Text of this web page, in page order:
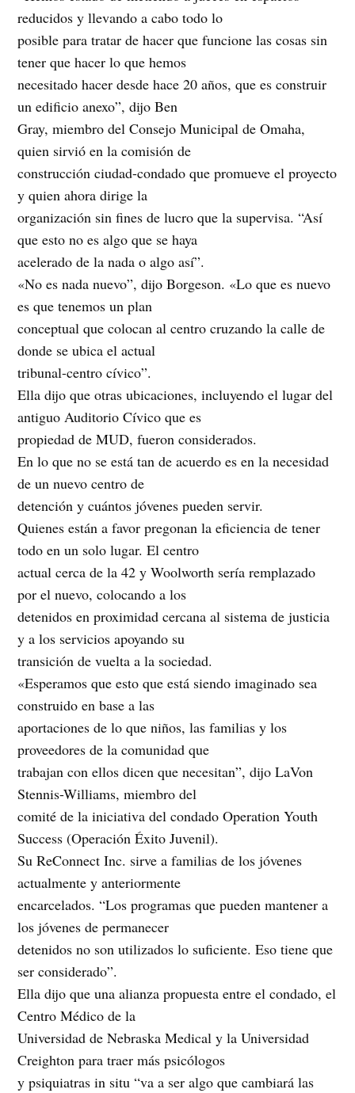
reducidos y llevando a cabo todo lo
posible para tratar de hacer que funcione las cosas sin
tener que hacer lo que hemos
necesitado hacer desde hace 20 años, que es construir
un edificio anexo”, dijo Ben
Gray, miembro del Consejo Municipal de Omaha,
quien sirvió en la comisión de
construcción ciudad-condado que promueve el proyecto
y quien ahora dirige la
organización sin fines de lucro que la supervisa. “Así
que esto no es algo que se haya
acelerado de la nada o algo así”.
«No es nada nuevo”, dijo Borgeson. «Lo que es nuevo
es que tenemos un plan
conceptual que colocan al centro cruzando la calle de
donde se ubica el actual
tribunal-centro cívico”.
Ella dijo que otras ubicaciones, incluyendo el lugar del
antiguo Auditorio Cívico que es
propiedad de MUD, fueron considerados.
En lo que no se está tan de acuerdo es en la necesidad
de un nuevo centro de
detención y cuántos jóvenes pueden servir.
Quienes están a favor pregonan la eficiencia de tener
todo en un solo lugar. El centro
actual cerca de la 42 y Woolworth sería remplazado
por el nuevo, colocando a los
detenidos en proximidad cercana al sistema de justicia
y a los servicios apoyando su
transición de vuelta a la sociedad.
«Esperamos que esto que está siendo imaginado sea
construido en base a las
aportaciones de lo que niños, las familias y los
proveedores de la comunidad que
trabajan con ellos dicen que necesitan”, dijo LaVon
Stennis-Williams, miembro del
comité de la iniciativa del condado Operation Youth
Success (Operación Éxito Juvenil).
Su ReConnect Inc. sirve a familias de los jóvenes
actualmente y anteriormente
encarcelados. “Los programas que pueden mantener a
los jóvenes de permanecer
detenidos no son utilizados lo suficiente. Eso tiene que
ser considerado”.
Ella dijo que una alianza propuesta entre el condado, el
Centro Médico de la
Universidad de Nebraska Medical y la Universidad
Creighton para traer más psicólogos
y psiquiatras in situ “va a ser algo que cambiará las